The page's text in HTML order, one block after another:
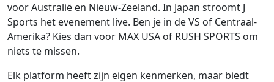
voor Australië en Nieuw-Zeeland. In Japan stroomt J
Sports het evenement live. Ben je in de VS of Centraal-
Amerika? Kies dan voor MAX USA of RUSH SPORTS om
niets te missen.
Elk platform heeft zijn eigen kenmerken, maar biedt